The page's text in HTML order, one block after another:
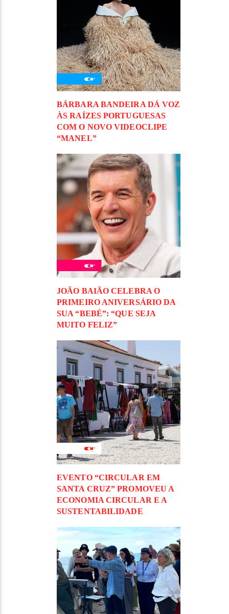
BÁRBARA BANDEIRA DÁ VOZ
ÀS RAÍZES PORTUGUESAS
COM O NOVO VIDEOCLIPE
“MANEL”
JOÃO BAIÃO CELEBRA O
PRIMEIRO ANIVERSÁRIO DA
SUA “BEBÉ”: “QUE SEJA
MUITO FELIZ”
EVENTO “CIRCULAR EM
SANTA CRUZ” PROMOVEU A
ECONOMIA CIRCULAR E A
SUSTENTABILIDADE